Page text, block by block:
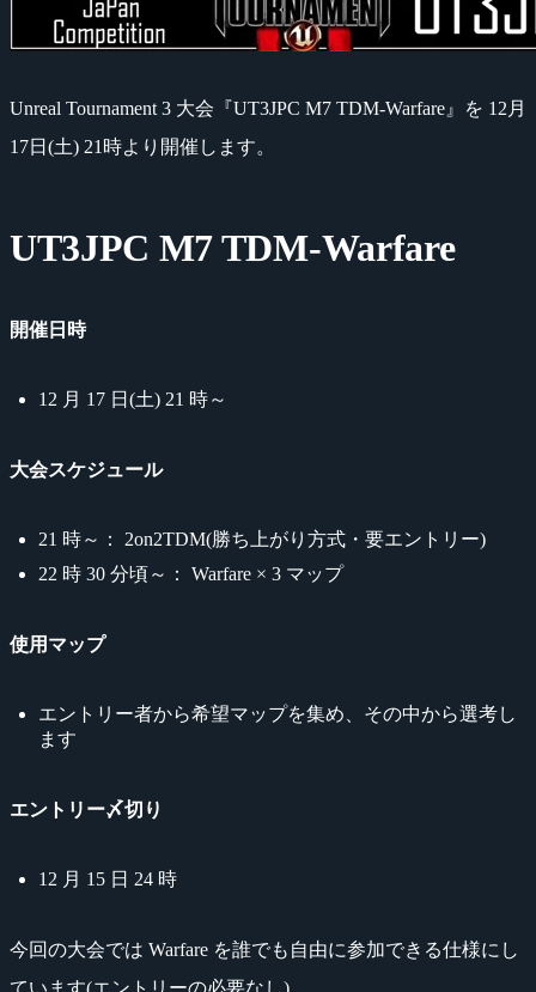
Unreal Tournament 3 大会『UT3JPC M7 TDM-Warfare』を 12月
17日(土) 21時より開催します。
UT3JPC M7 TDM-Warfare
開催日時
12 月 17 日(土) 21 時～
大会スケジュール
21 時～： 2on2TDM(勝ち上がり方式・要エントリー)
22 時 30 分頃～： Warfare × 3 マップ
使用マップ
エントリー者から希望マップを集め、その中から選考し
ます
エントリー〆切り
12 月 15 日 24 時
今回の大会では Warfare を誰でも自由に参加できる仕様にし
ています(エントリーの必要なし)。